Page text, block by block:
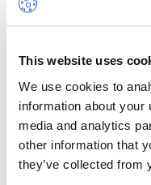
This website uses
We use cookies to
information about your
media and analytics
other information that
they’ve collected from
Cafétéria
Chaque jour,
des repas
pour le respect